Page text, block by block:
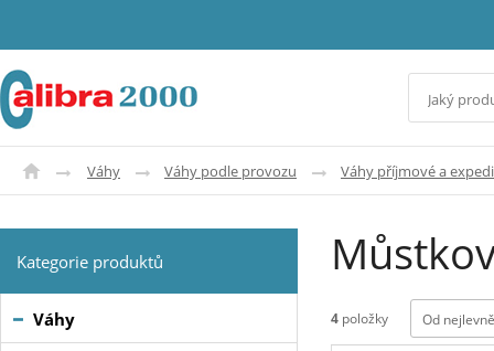
Váhy Váhy podle provozu Váhy příjmové a
4 položky Od
Kategorie produktů
Váhy